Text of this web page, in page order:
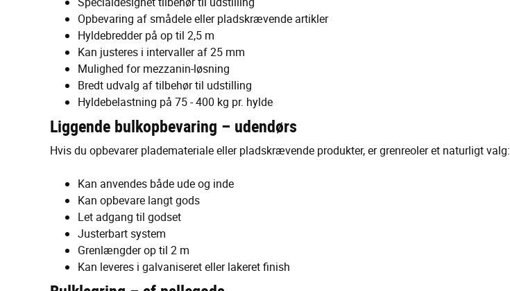
Opbevaring af smådele eller pladskrævende artikler
Hyldebredder på op til 2,5 m
Kan justeres i intervaller af 25 mm
Mulighed for mezzanin-løsning
Bredt udvalg af tilbehør til udstilling
Hyldebelastning på 75 - 400 kg pr. hylde
Liggende bulkopbevaring – udendørs
Hvis du opbevarer plademateriale eller pladskrævende produkter, er grenreoler et naturligt valg:
Kan anvendes både ude og inde
Kan opbevare langt gods
Let adgang til godset
Justerbart system
Grenlængder op til 2 m
Kan leveres i galvaniseret eller lakeret finish